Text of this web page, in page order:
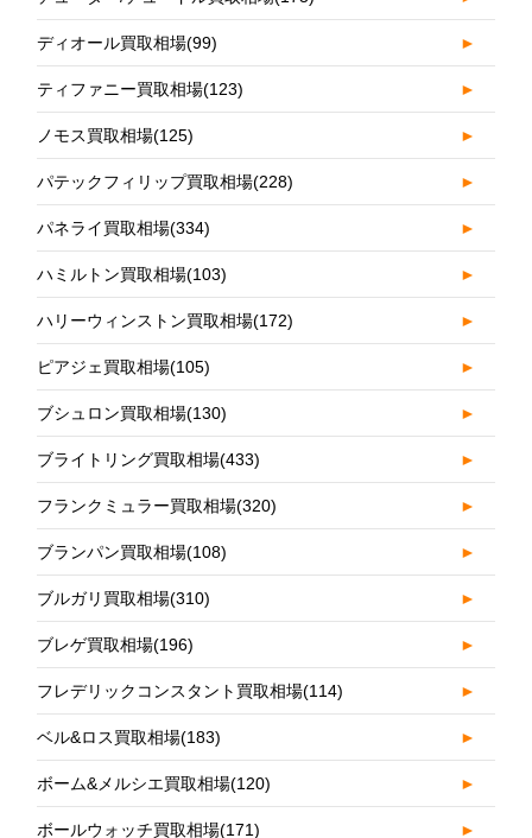
ディオール買取相場(99) ►
ティファニー買取相場(123) ►
ノモス買取相場(125) ►
パテックフィリップ買取相場(228) ►
パネライ買取相場(334) ►
ハミルトン買取相場(103) ►
ハリーウィンストン買取相場(172) ►
ピアジェ買取相場(105) ►
ブシュロン買取相場(130) ►
ブライトリング買取相場(433) ►
フランクミュラー買取相場(320) ►
ブランパン買取相場(108) ►
ブルガリ買取相場(310) ►
ブレゲ買取相場(196) ►
フレデリックコンスタント買取相場(114) ►
ベル&ロス買取相場(183) ►
ボーム&メルシエ買取相場(120) ►
ボールウォッチ買取相場(171) ►